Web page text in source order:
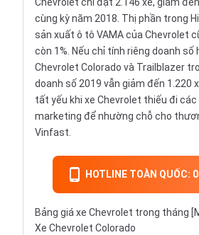
Chevrolet chỉ đạt 2.146 xe, giảm
cùng kỳ năm 2018. Thị phần trong
sản xuất ô tô VAMAcủa Chevrolet
còn 1%. Nếu chỉ tính riêng doanh số
Chevrolet Colorado và Trailblazer
doanh số 2019 vẫn giảm đến 1.220
tất yếu khi xe Chevrolet thiếu đi
marketing để nhường chỗ cho
Vinfast.
HOTLINE TOÀN QUỐC:
Bảng giá xe Chevrolet trong tháng
Xe Chevrolet Colorado